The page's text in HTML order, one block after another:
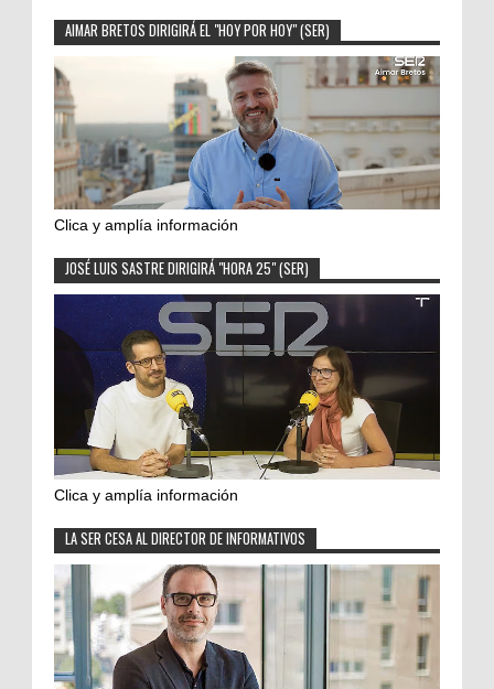
AIMAR BRETOS DIRIGIRÁ EL "HOY POR HOY" (SER)
Clica y amplía información
JOSÉ LUIS SASTRE DIRIGIRÁ "HORA 25" (SER)
Clica y amplía información
LA SER CESA AL DIRECTOR DE INFORMATIVOS